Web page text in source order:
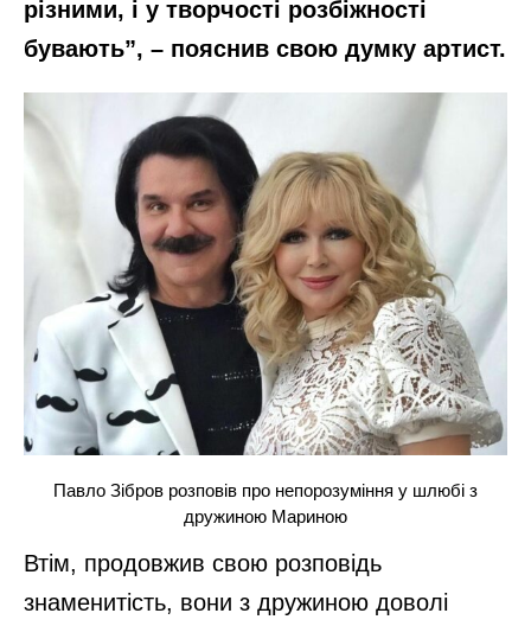
різними, і у творчості розбіжності
бувають”, – пояснив свою думку артист.
Павло Зібров розповів про непорозуміння у шлюбі з
дружиною Мариною
Втім, продовжив свою розповідь
знаменитість, вони з дружиною доволі